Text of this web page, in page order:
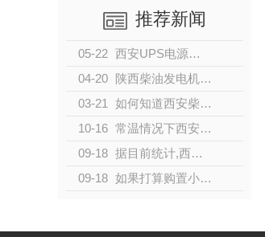
推荐新闻
05-22
西安UPS电源的分类
04-20
陕西柴油发电机的发展
03-21
如何知道西安柴油发电机是否过载？
10-16
常温情况下西安柴油发电机组启动不成功的原因及解决办法有哪些？
09-18
据目前统计,西安城镇居民人均住房面积从8.1平方米增加到34.4
09-18
如果打算购置小型家用发电机，有哪些型号值得推荐？